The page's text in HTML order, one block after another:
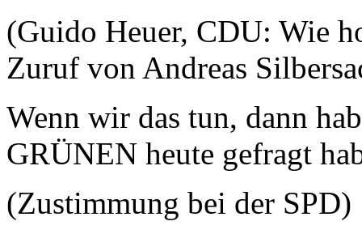
(Guido Heuer, CDU: Wie
Zuruf von Andreas
Wenn wir das tun, dann
GRÜNEN heute gefragt
(Zustimmung bei der SPD)